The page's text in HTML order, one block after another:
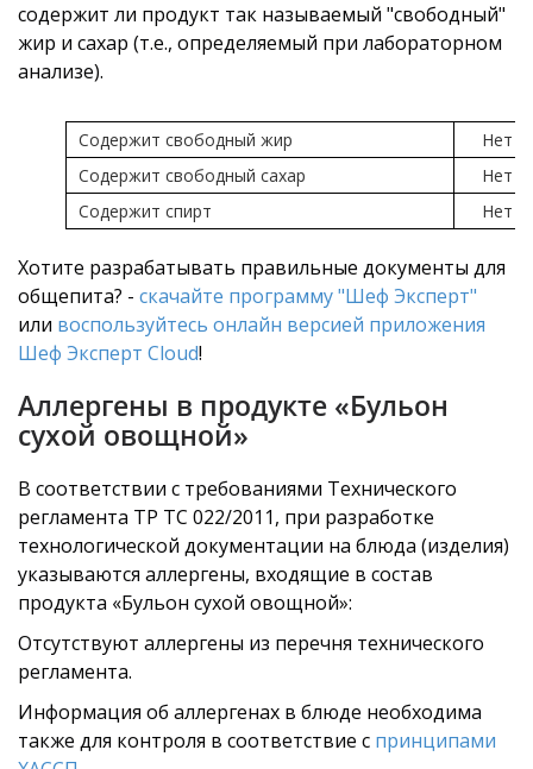
содержит ли продукт так называемый "свободный"
жир и сахар (т.е., определяемый при лабораторном
анализе).
Содержит свободный жир
Нет
Содержит свободный сахар
Нет
Содержит спирт
Нет
Хотите разрабатывать правильные документы для
общепита? - скачайте программу "Шеф Эксперт"
или воспользуйтесь онлайн версией приложения
Шеф Эксперт Cloud!
Аллергены в продукте «Бульон
сухой овощной»
В соответствии с требованиями Технического
регламента ТР ТС 022/2011, при разработке
технологической документации на блюда (изделия)
указываются аллергены, входящие в состав
продукта «Бульон сухой овощной»:
Отсутствуют аллергены из перечня технического
регламента.
Информация об аллергенах в блюде необходима
также для контроля в соответствие с принципами